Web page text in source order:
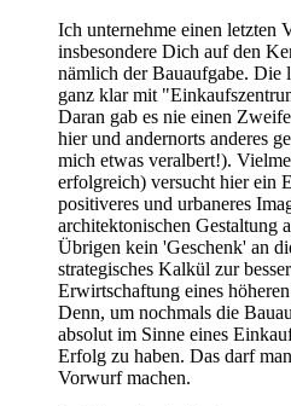
Ich unternehme einen letzten
insbesondere Dich auf den
nämlich der Bauaufgabe. Die
ganz klar mit
Daran gab es nie einen
hier und andernorts anderes
mich etwas veralbert!).
erfolgreich) versucht hier ein
positiveres und urbaneres
architektonischen Gestaltung
Übrigen kein 'Geschenk' an
strategisches Kalkül zur
Erwirtschaftung eines
Denn, um nochmals die
absolut im Sinne eines
Erfolg zu haben. Das darf
Vorwurf machen.